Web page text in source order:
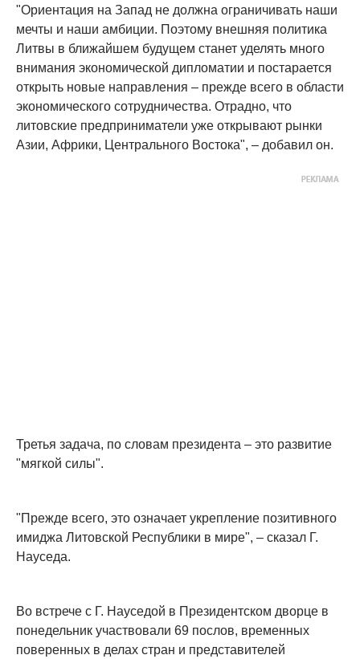
"Ориентация на Запад не должна ограничивать наши
мечты и наши амбиции. Поэтому внешняя политика
Литвы в ближайшем будущем станет уделять много
внимания экономической дипломатии и постарается
открыть новые направления – прежде всего в области
экономического сотрудничества. Отрадно, что
литовские предприниматели уже открывают рынки
Азии, Африки, Центрального Востока", – добавил он.
Третья задача, по словам президента – это развитие
"мягкой силы".
"Прежде всего, это означает укрепление позитивного
имиджа Литовской Республики в мире", – сказал Г.
Науседа.
Во встрече с Г. Науседой в Президентском дворце в
понедельник участвовали 69 послов, временных
поверенных в делах стран и представителей